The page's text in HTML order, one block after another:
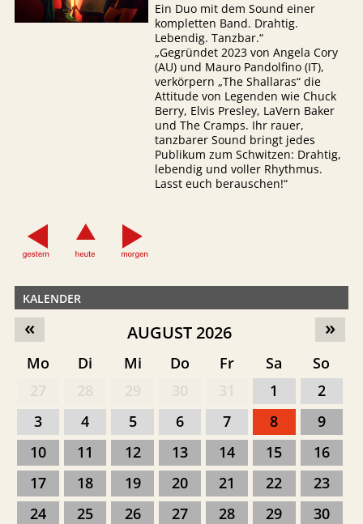
Ein Duo mit dem Sound einer
kompletten Band. Drahtig.
Lebendig. Tanzbar.“
„Gegründet 2023 von Angela Cory
(AU) und Mauro Pandolfino (IT),
verkörpern „The Shallaras“ die
Attitude von Legenden wie Chuck
Berry, Elvis Presley, LaVern Baker
und The Cramps. Ihr rauer,
tanzbarer Sound bringt jedes
Publikum zum Schwitzen: Drahtig,
lebendig und voller Rhythmus.
Lasst euch berauschen!“
KALENDER
»
« AUGUST 2026
Mo Di Mi Do Fr Sa
So
1
2
3
4 5 6 7 8
9
10
11 12 13 14 15
16
17
18 19 20 21 22
23
24
25 26 27 28 29
30